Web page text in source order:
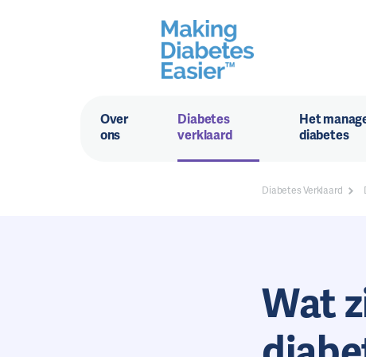
Over
ons
Diabetes
verklaard
Het
diabetes
Diabetes Verklaard
Wat